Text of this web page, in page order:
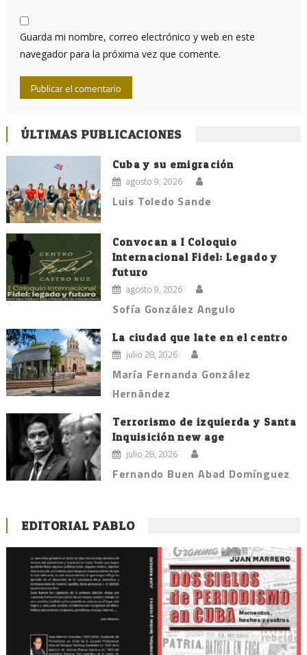
Guarda mi nombre, correo electrónico y web en este
navegador para la próxima vez que comente.
ÚLTIMAS PUBLICACIONES
Cuba y su emigración
agosto 9, 2026
Luis Toledo Sande
Convocan a I Coloquio
Internacional Fidel: Legado y
futuro
agosto 9, 2026
Sofía González Angulo
La ciudad que late en el centro
julio 28, 2026
María Fernanda González
Hernández
Terrorismo de izquierda y Santa
Inquisición new age
julio 28, 2026
Fernando Buen Abad Domínguez
EDITORIAL PABLO